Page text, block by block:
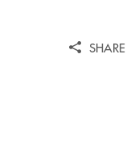
SHARE